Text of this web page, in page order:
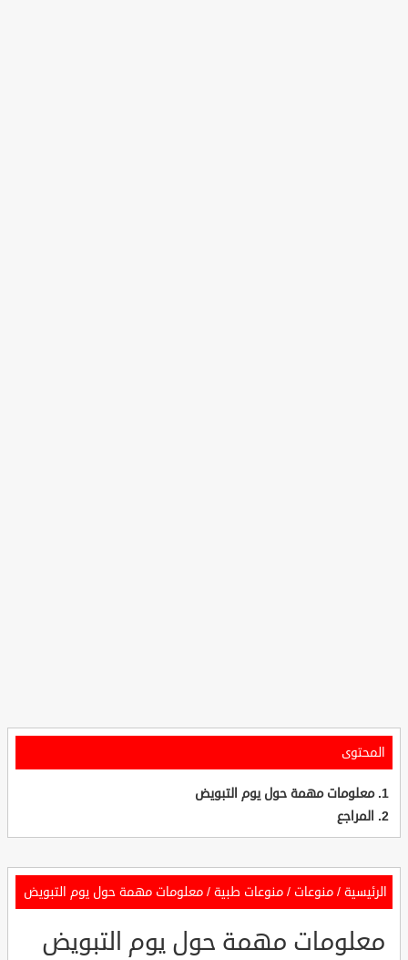
المحتوى
معلومات مهمة حول يوم التبويض
المراجع
الرئيسية / منوعات / منوعات طبية / معلومات مهمة حول يوم التبويض
معلومات مهمة حول يوم التبويض